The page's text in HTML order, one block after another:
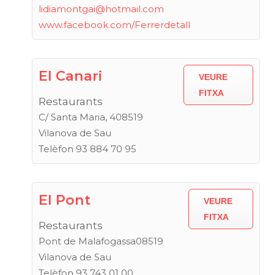
lidiamontgai@hotmail.com
www.facebook.com/Ferrerdetall
El Canari
Restaurants
C/ Santa Maria, 408519
Vilanova de Sau
Telèfon 93 884 70 95
VEURE
FITXA
El Pont
Restaurants
Pont de Malafogassa08519
Vilanova de Sau
Telèfon 93 743 01 00
VEURE
FITXA